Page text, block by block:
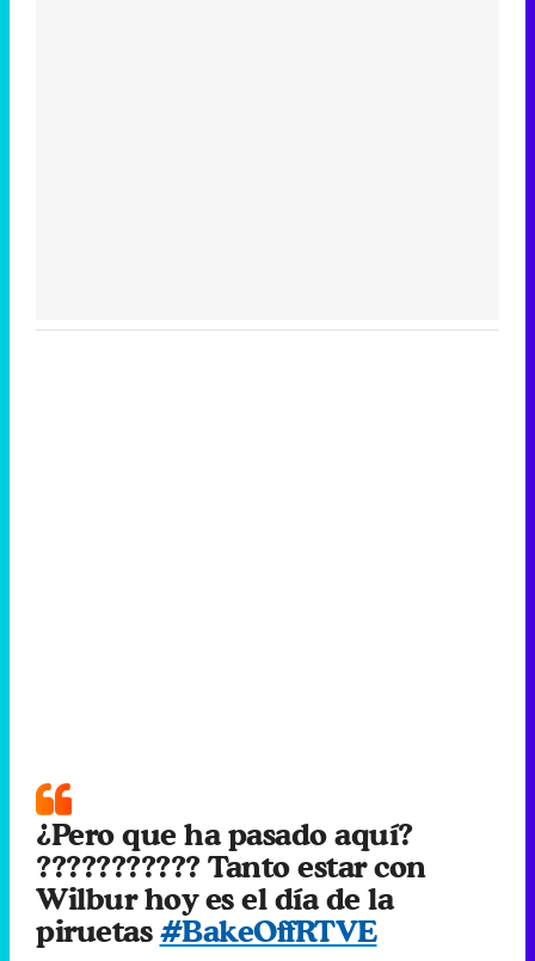
¿Pero que ha pasado aquí?
??????????? Tanto estar con
Wilbur hoy es el día de la
piruetas#BakeOffRTVE